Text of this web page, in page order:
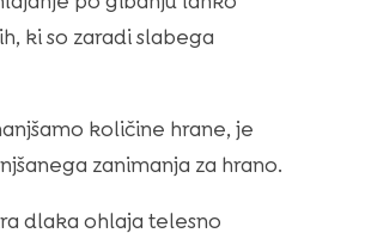
ki so zaradi slabega
količine hrane, je
zanimanja za hrano.
dlaka ohlaja telesno